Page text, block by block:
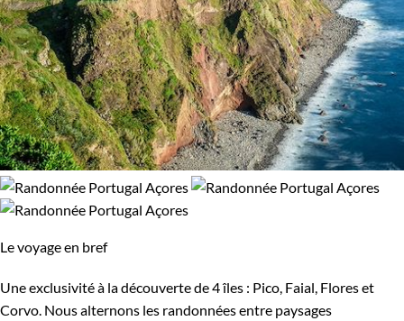
Le voyage en bref
Une exclusivité à la découverte de 4 îles : Pico, Faial, Flores et
Corvo. Nous alternons les randonnées entre paysages